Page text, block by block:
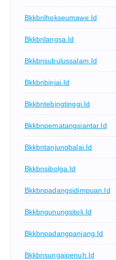
Bkkbnlhokseumawe.id
Bkkbnlangsa.id
Bkkbnsubulussalam.id
Bkkbnbinjai.id
Bkkbntebingtinggi.id
Bkkbnpematangsiantar.id
Bkkbntanjungbalai.id
Bkkbnsibolga.id
Bkkbnpadangsidimpuan.id
Bkkbngunungsitoli.id
Bkkbnpadangpanjang.id
Bkkbnsungaipenuh.id